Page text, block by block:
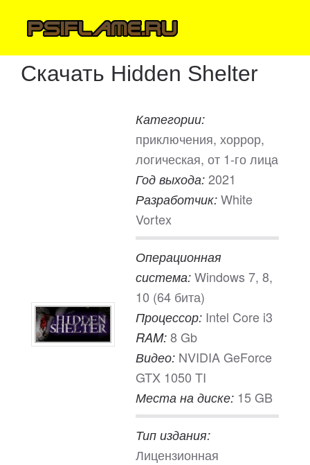
Скачать Hidden Shelter
Категории:
приключения, хоррор,
логическая, от 1-го лица
Год выхода: 2021
Разработчик: White
Vortex
Операционная
система: Windows 7, 8,
10 (64 бита)
Процессор: Intel Core i3
RAM: 8 Gb
Видео: NVIDIA GeForce
GTX 1050 TI
Места на диске: 15 GB
Тип издания:
Лицензионная